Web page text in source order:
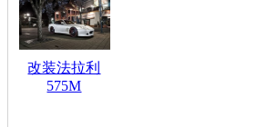
改装法拉利
575M